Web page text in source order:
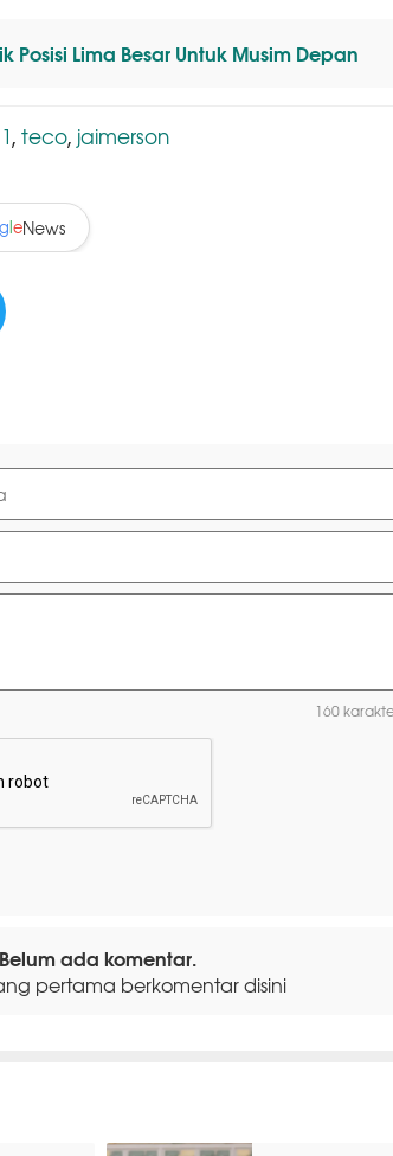
Posisi Lima Besar Untuk Musim Depan
, teco, jaimerson
gleNews
160
Belum ada komentar.
pertama berkomentar disini